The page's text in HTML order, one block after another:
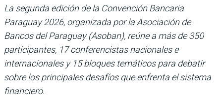
La segunda edición de la Convención Bancaria
Paraguay 2026, organizada por la Asociación de
Bancos del Paraguay (Asoban), reúne a más de 350
participantes, 17 conferencistas nacionales e
internacionales y 15 bloques temáticos para debatir
sobre los principales desafíos que enfrenta el sistema
financiero.